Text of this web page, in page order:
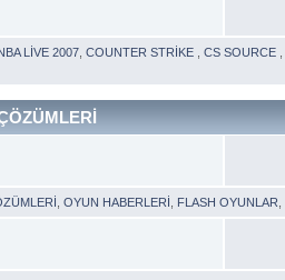
LİVE 2007 ,COUNTER STRİKE ,CS SOURCE
,OYUN HABERLERİ FLASH OYUNLAR